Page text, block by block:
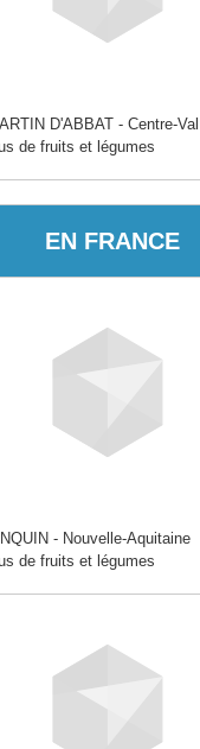
D'ABBAT - Centre-
de fruits et légumes
EN FRANCE
- Nouvelle-Aquitaine
de fruits et légumes